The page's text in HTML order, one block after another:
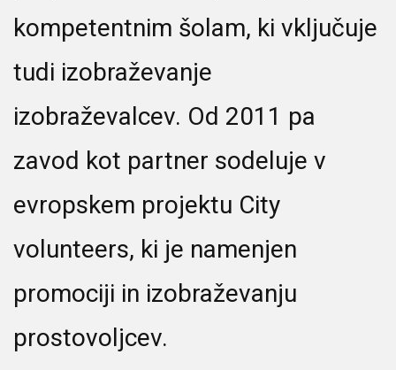
kompetentnim šolam, ki vključuje
tudi izobraževanje
izobraževalcev. Od 2011 pa
zavod kot partner sodeluje v
evropskem projektu City
volunteers, ki je namenjen
promociji in izobraževanju
prostovoljcev.